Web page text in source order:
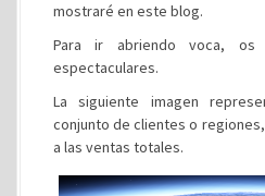
mostraré en este blog.
Para ir abriendo voca, os
espectaculares.
La siguiente imagen
conjunto de clientes o
a las ventas totales.